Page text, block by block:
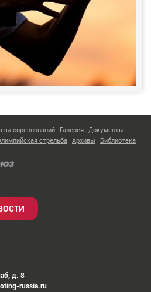
соревнований Галерея Документы
стрельба Архивы Библиотека
д. 8
russia.ru